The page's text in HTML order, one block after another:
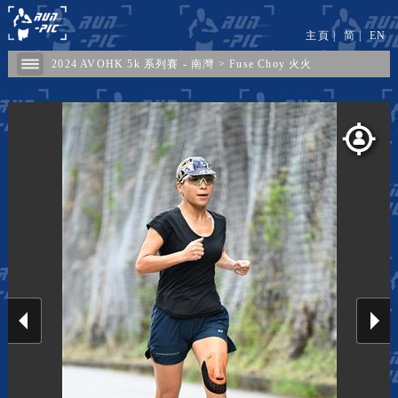
2024 AVOHK 5k 系列賽 - 南灣 >Fuse Choy 火火
主頁 | 简| EN